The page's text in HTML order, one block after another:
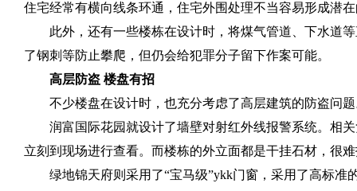
住宅经常有横向线条环通，住宅外围处理不当容易形成潜
此外，还有一些楼栋在设计时，将煤气管道、下水道
了钢刺等防止攀爬，但仍会给犯罪分子留下作案可能。
高层防盗 楼盘有招
不少楼盘在设计时，也充分考虑了高层建筑的防盗问
润富国际花园就设计了墙壁对射红外线报警系统。相
立刻到现场进行查看。而楼栋的外立面都是干挂石材，很
绿地锦天府则采用了“宝马级”ykk门窗，采用了高标准